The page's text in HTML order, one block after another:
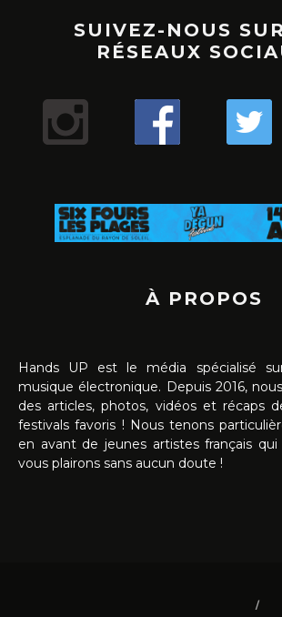
SUIVEZ-NOUS
RÉSEAUX
À PROPOS
Hands UP est le média spécialisé
musique électronique. Depuis 2016,
des articles, photos, vidéos et récaps
festivals favoris ! Nous tenons
en avant de jeunes artistes français
vous plairons sans aucun doute !